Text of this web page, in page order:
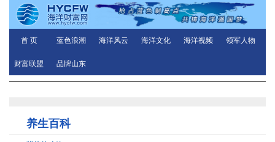
首 页 蓝色浪潮 海洋风云 海洋文化 海洋视频 领军人物
财富联盟 品牌山东
养生百科